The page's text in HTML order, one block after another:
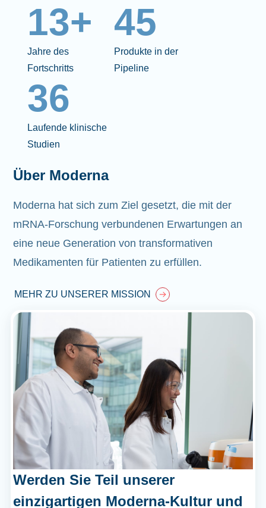
13+
Jahre des
Fortschritts
45
Produkte in der
Pipeline
36
Laufende klinische
Studien
Über Moderna
Moderna hat sich zum Ziel gesetzt, die mit der
mRNA-Forschung verbundenen Erwartungen an
eine neue Generation von transformativen
Medikamenten für Patienten zu erfüllen.
MEHR ZU UNSERER MISSION
Werden Sie Teil unserer
einzigartigen Moderna-Kultur und